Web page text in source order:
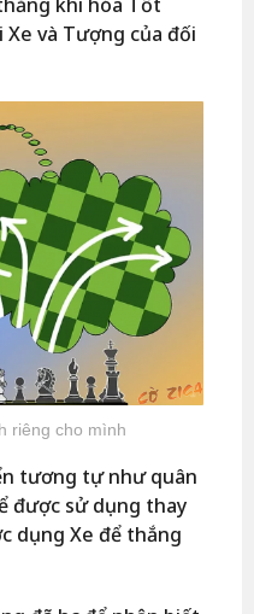
và Tượng của đối
riêng cho mình
tương tự như quân
được sử dụng thay
dụng Xe để thắng